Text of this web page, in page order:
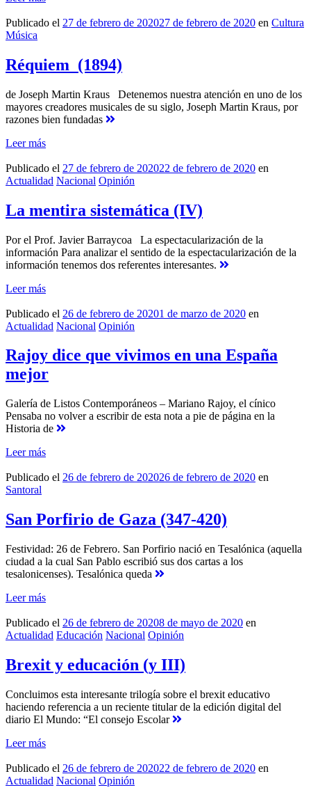
Publicado el 27 de febrero de 202027 de febrero de 2020 en Cultura
Música
Réquiem (1894)
de Joseph Martin Kraus Detenemos nuestra atención en uno de los
mayores creadores musicales de su siglo, Joseph Martin Kraus, por
razones bien fundadas
Leer más
Publicado el 27 de febrero de 202022 de febrero de 2020 en
Actualidad Nacional Opinión
La mentira sistemática (IV)
Por el Prof. Javier Barraycoa La espectacularización de la
información Para analizar el sentido de la espectacularización de la
información tenemos dos referentes interesantes.
Leer más
Publicado el 26 de febrero de 20201 de marzo de 2020 en
Actualidad Nacional Opinión
Rajoy dice que vivimos en una España
mejor
Galería de Listos Contemporáneos – Mariano Rajoy, el cínico
Pensaba no volver a escribir de esta nota a pie de página en la
Historia de
Leer más
Publicado el 26 de febrero de 202026 de febrero de 2020 en
Santoral
San Porfirio de Gaza (347-420)
Festividad: 26 de Febrero. San Porfirio nació en Tesalónica (aquella
ciudad a la cual San Pablo escribió sus dos cartas a los
tesalonicenses). Tesalónica queda
Leer más
Publicado el 26 de febrero de 20208 de mayo de 2020 en
Actualidad Educación Nacional Opinión
Brexit y educación (y III)
Concluimos esta interesante trilogía sobre el brexit educativo
haciendo referencia a un reciente titular de la edición digital del
diario El Mundo: “El consejo Escolar
Leer más
Publicado el 26 de febrero de 202022 de febrero de 2020 en
Actualidad Nacional Opinión